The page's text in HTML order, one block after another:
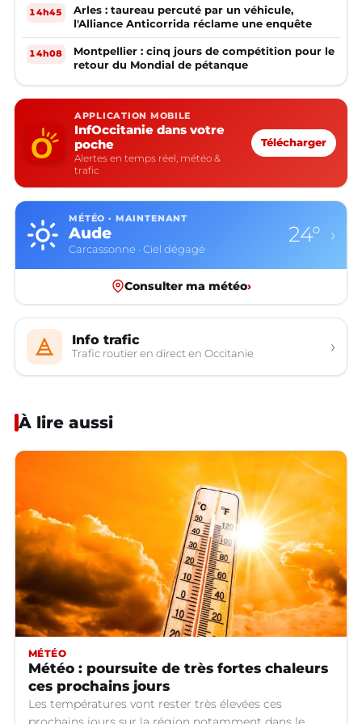
14h45
Arles : taureau percuté par un véhicule,
l'Alliance Anticorrida réclame une enquête
14h08
Montpellier : cinq jours de compétition pour le
retour du Mondial de pétanque
APPLICATION MOBILE
InfOccitanie dans votre
poche
Alertes en temps réel, météo &
trafic
Télécharger
MÉTÉO · MAINTENANT
Aude
Carcassonne · Ciel dégagé
24° ›
Consulter ma météo›
Info trafic
Trafic routier en direct en Occitanie ›
À lire aussi
MÉTÉO
Météo : poursuite de très fortes chaleurs
ces prochains jours
Les températures vont rester très élevées ces